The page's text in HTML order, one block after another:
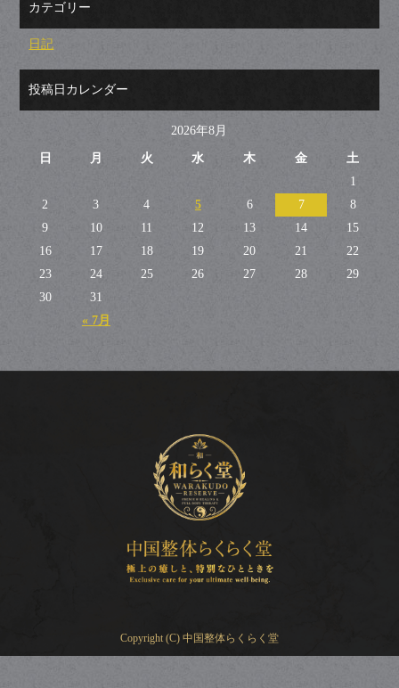
カテゴリー
日記
投稿日カレンダー
2026年8月
日 月 火 水 木 金 土
« 7月
1
2
3 4 5 6 7
8
9
10 11 12 13 14
15
16
17 18 19 20 21
22
23
24 25 26 27 28
29
30
31
Copyright (C) 中国整体らくらく堂